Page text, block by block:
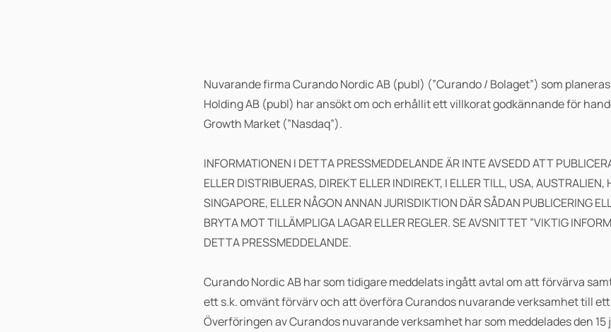
Nuvarande firma Curando Nordic AB (publ) (”Curando / Bolaget”) som
Holding AB (publ) har ansökt om och erhållit ett villkorat godkännande för
Growth Market (”Nasdaq”).
INFORMATIONEN I DETTA PRESSMEDDELANDE ÄR INTE AVSEDD ATT
ELLER DISTRIBUERAS, DIREKT ELLER INDIREKT, I ELLER TILL, USA,
SINGAPORE, ELLER NÅGON ANNAN JURISDIKTION DÄR SÅDAN PUBLICERING
BRYTA MOT TILLÄMPLIGA LAGAR ELLER REGLER. SE AVSNITTET ”VIKTIG
DETTA PRESSMEDDELANDE.
Curando Nordic AB har som tidigare meddelats ingått avtal om att förvärva
ett s.k. omvänt förvärv och att överföra Curandos nuvarande verksamhet till
Överföringen av Curandos nuvarande verksamhet har som meddelades den